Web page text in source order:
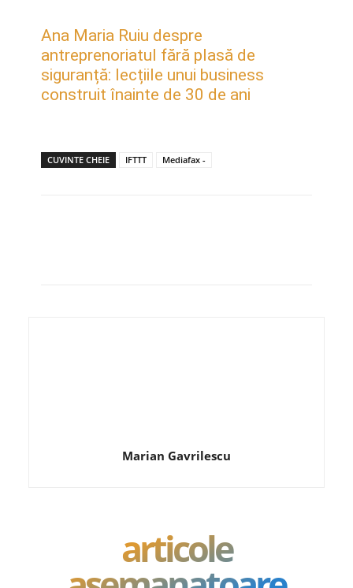
Ana Maria Ruiu despre
antreprenoriatul fără plasă de
siguranță: lecțiile unui business
construit înainte de 30 de ani
CUVINTE CHEIE IFTTT Mediafax -
Marian Gavrilescu
articole